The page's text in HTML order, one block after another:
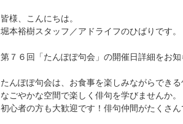
皆様、こんにちは。
堀本裕樹スタッフ／アドライフのひばりです。
第７６回「たんぽぽ句会」の開催日詳細をお知
たんぽぽ句会は、お食事を楽しみながらでき
なごやかな空間で楽しく俳句を学びませんか。
初心者の方も大歓迎です！俳句仲間がたくさん